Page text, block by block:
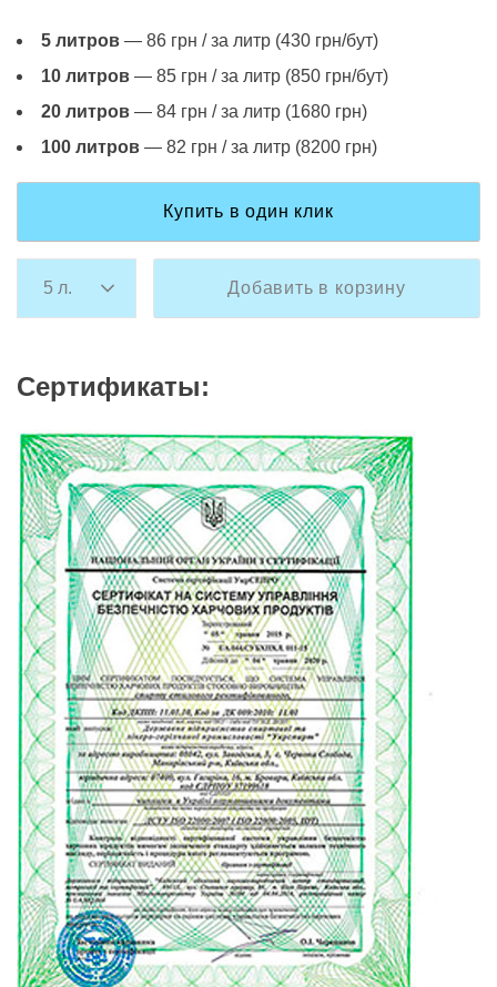
5 литров — 86 грн / за литр (430 грн/бут)
10 литров — 85 грн / за литр (850 грн/бут)
20 литров — 84 грн / за литр (1680 грн)
100 литров — 82 грн / за литр (8200 грн)
Купить в один клик
Добавить в корзину
Сертификаты: